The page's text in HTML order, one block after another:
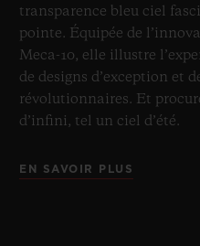
transparence bleu ciel
pointe. Équipée de
Meca-10, elle illustre
de designs d’exception et
révolutionnaires. Et
d’infini, tel un ciel d’été.
EN SAVOIR PLUS